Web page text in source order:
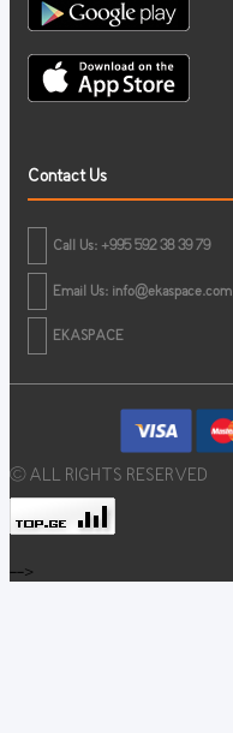
Contact Us
Call Us: +995 592 38 39 79
Email Us: info@ekaspace.com
EKASPACE
© ALL RIGHTS RESERVED
-->